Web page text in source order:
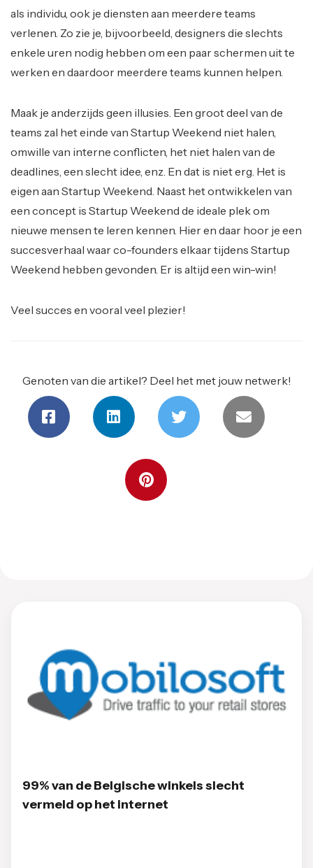
als individu, ook je diensten aan meerdere teams
verlenen. Zo zie je, bijvoorbeeld, designers die slechts
enkele uren nodig hebben om een paar schermen uit te
werken en daardoor meerdere teams kunnen helpen.
Maak je anderzijds geen illusies. Een groot deel van de
teams zal het einde van Startup Weekend niet halen,
omwille van interne conflicten, het niet halen van de
deadlines, een slecht idee, enz. En dat is niet erg. Het is
eigen aan Startup Weekend. Naast het ontwikkelen van
een concept is Startup Weekend de ideale plek om
nieuwe mensen te leren kennen. Hier en daar hoor je een
succesverhaal waar co-founders elkaar tijdens Startup
Weekend hebben gevonden. Er is altijd een win-win!
Veel succes en vooral veel plezier!
Genoten van die artikel? Deel het met jouw netwerk!
99% van de Belgische winkels slecht
vermeld op het internet